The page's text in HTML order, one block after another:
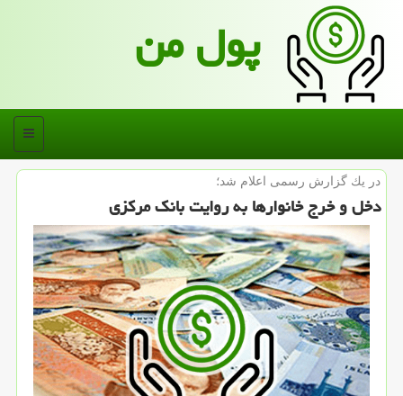
پول من
منو
در یك گزارش رسمی اعلام شد؛
دخل و خرج خانوارها به روایت بانك مركزی